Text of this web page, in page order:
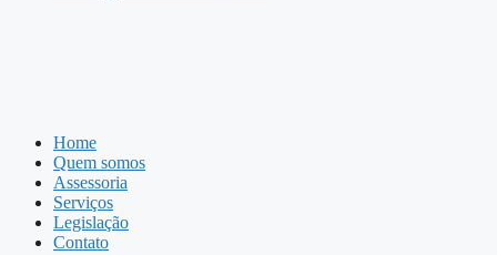
Home
Quem somos
Assessoria
Serviços
Legislação
Contato